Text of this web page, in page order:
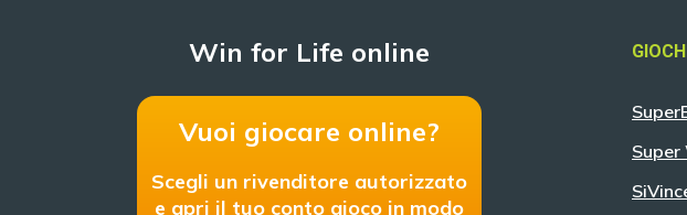
Win for Life online
Vuoi giocare online?
Scegli un rivenditore autorizzato
e apri il tuo conto gioco in modo